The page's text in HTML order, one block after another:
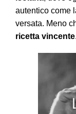
autentico come
versata. Meno
ricetta vincente.